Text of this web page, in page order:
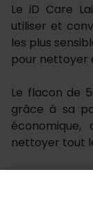
Le iD Care
utiliser et
les plus
pour nettoyer
Le flacon de
grâce à sa
nettoyer tout